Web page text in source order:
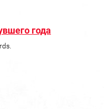
года